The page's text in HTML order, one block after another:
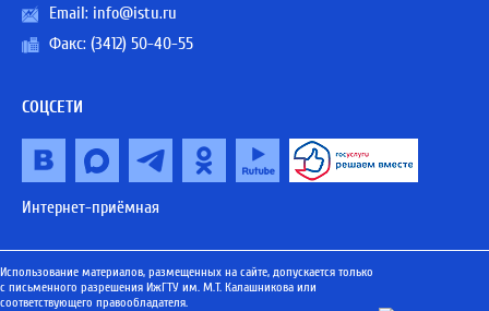
Email: info@istu.ru
Факс: (3412) 50-40-55
СОЦСЕТИ
Интернет-приёмная
Использование материалов, размещенных на сайте, допускается только
с письменного разрешения ИжГТУ им. М.Т. Калашникова или
соответствующего правообладателя.